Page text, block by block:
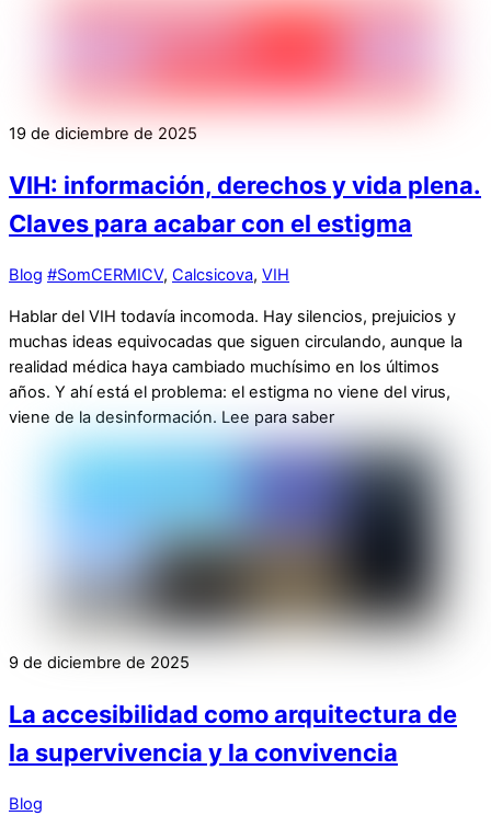
19 de diciembre de 2025
VIH: información, derechos y vida plena.
Claves para acabar con el estigma
Blog #SomCERMICV, Calcsicova, VIH
Hablar del VIH todavía incomoda. Hay silencios, prejuicios y
muchas ideas equivocadas que siguen circulando, aunque la
realidad médica haya cambiado muchísimo en los últimos
años. Y ahí está el problema: el estigma no viene del virus,
viene de la desinformación. Lee para saber
9 de diciembre de 2025
La accesibilidad como arquitectura de
la supervivencia y la convivencia
Blog